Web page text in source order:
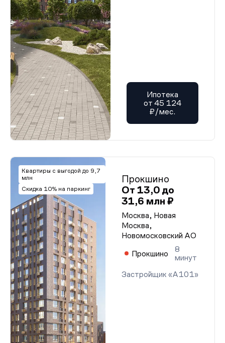
Ипотека
от 45 124
₽/мес.
Квартиры с выгодой до 9,7
млн
Скидка 10% на паркинг
Прокшино
От 13,0 до
31,6 млн ₽
Москва, Новая
Москва,
Новомосковский АО
Прокшино
8
минут
Застройщик «А101»